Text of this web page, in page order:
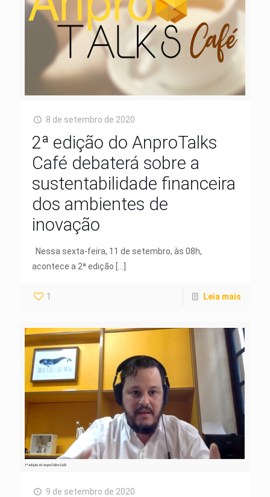
8 de setembro de 2020
2ª edição do AnproTalks
Café debaterá sobre a
sustentabilidade financeira
dos ambientes de
inovação
Nessa sexta-feira, 11 de setembro, às 08h,
acontece a 2ª edição […]
1 Leia mais
9 de setembro de 2020